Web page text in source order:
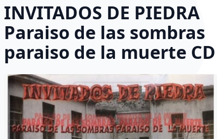
INVITADOS DE PIEDRA
Paraiso de las sombras
paraiso de la muerte CD